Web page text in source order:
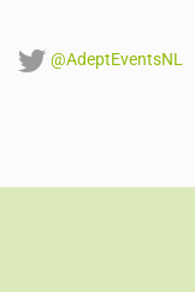
@AdeptEventsNL